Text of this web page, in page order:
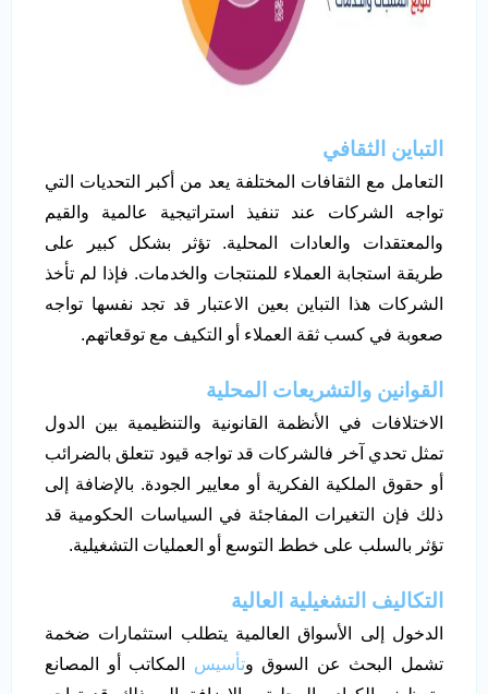
التباين الثقافي
التعامل مع الثقافات المختلفة يعد من أكبر التحديات التي
تواجه الشركات عند تنفيذ استراتيجية عالمية والقيم
والمعتقدات والعادات المحلية. تؤثر بشكل كبير على
طريقة استجابة العملاء للمنتجات والخدمات. فإذا لم تأخذ
الشركات هذا التباين بعين الاعتبار قد تجد نفسها تواجه
صعوبة في كسب ثقة العملاء أو التكيف مع توقعاتهم.
القوانين والتشريعات المحلية
الاختلافات في الأنظمة القانونية والتنظيمية بين الدول
تمثل تحدي آخر فالشركات قد تواجه قيود تتعلق بالضرائب
أو حقوق الملكية الفكرية أو معايير الجودة. بالإضافة إلى
ذلك فإن التغيرات المفاجئة في السياسات الحكومية قد
تؤثر بالسلب على خطط التوسع أو العمليات التشغيلية.
التكاليف التشغيلية العالية
الدخول إلى الأسواق العالمية يتطلب استثمارات ضخمة
تشمل البحث عن السوق وتأسيس المكاتب أو المصانع